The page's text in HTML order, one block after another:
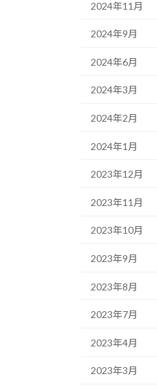
2024年11月
2024年9月
2024年6月
2024年3月
2024年2月
2024年1月
2023年12月
2023年11月
2023年10月
2023年9月
2023年8月
2023年7月
2023年4月
2023年3月